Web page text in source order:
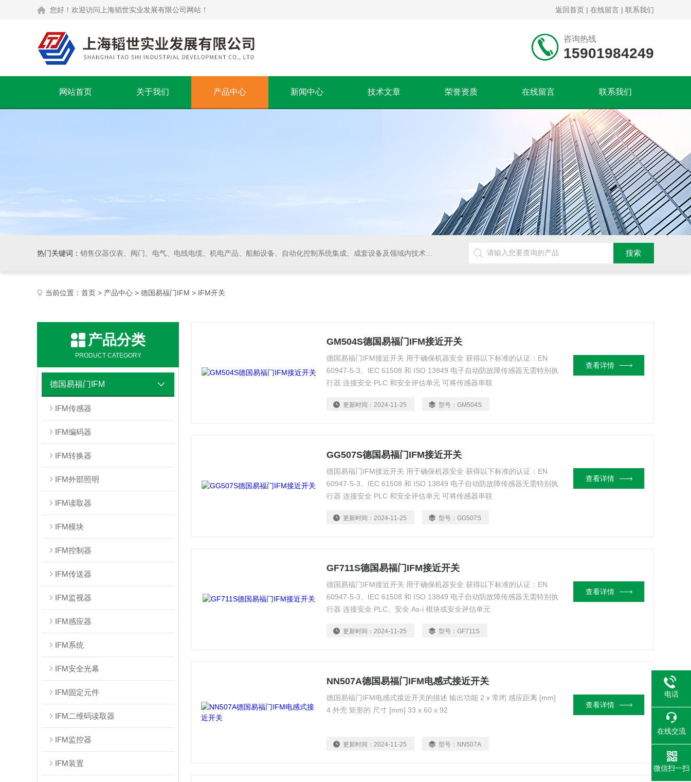
您好！欢迎访问上海韬世实业发展有限公司网站！ 返回首页 | 在线留言 | 联系我们
咨询热线
15901984249
网站首页 关于我们 产品中心 新闻中心 技术文章 荣誉资质 在线留言 联系我们
热门关键词： 销售仪器仪表、阀门、电气、电线电缆、机电产品、船舶设备、自动化控制系统集成、成套设备及领域内技术开发、技术转让、技术咨询、技术服务，从事货物及技术的进出口业务，仪器仪表、阀门、电线电缆的生产、加工。
当前位置： 首页 > 产品中心 > 德国易福门IFM > IFM开关
产品分类
PRODUCT CATEGORY
德国易福门IFM
IFM传感器
IFM编码器
IFM转换器
IFM外部照明
IFM读取器
IFM模块
IFM控制器
IFM传送器
IFM监视器
IFM感应器
IFM系统
IFM安全光幕
IFM固定元件
IFM二维码读取器
IFM监控器
IFM装置
GM504S德国易福门IFM接近开关
德国易福门IFM接近开关 用于确保机器安全 获得以下标准的认证：EN
60947-5-3、IEC 61508 和 ISO 13849 电子自动防故障传感器无需特别执
行器 连接安全 PLC 和安全评估单元 可将传感器串联
更新时间：2024-11-25 型号：GM504S
查看详情
GG507S德国易福门IFM接近开关
德国易福门IFM接近开关 用于确保机器安全 获得以下标准的认证：EN
60947-5-3、IEC 61508 和 ISO 13849 电子自动防故障传感器无需特别执
行器 连接安全 PLC 和安全评估单元 可将传感器串联
更新时间：2024-11-25 型号：GG507S
查看详情
GF711S德国易福门IFM接近开关
德国易福门IFM接近开关 用于确保机器安全 获得以下标准的认证：EN
60947-5-3、IEC 61508 和 ISO 13849 电子自动防故障传感器无需特别执
行器 连接安全 PLC、安全 As-i 模块或安全评估单元
更新时间：2024-11-25 型号：GF711S
查看详情
NN507A德国易福门IFM电感式接近开关
德国易福门IFM电感式接近开关的描述 输出功能 2 x 常闭 感应距离 [mm]
4 外壳 矩形的 尺寸 [mm] 33 x 60 x 92
更新时间：2024-11-25 型号： NN507A
查看详情
电话
在线交流
微信扫一扫